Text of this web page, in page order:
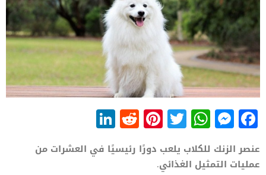
Facebook
Messenger
WhatsApp
Twitter
Pinterest
Reddit
عنصر الزنك للكلاب يلعب دورًا رئيسيًا في العشرات من
عمليات التمثيل الغذائي.